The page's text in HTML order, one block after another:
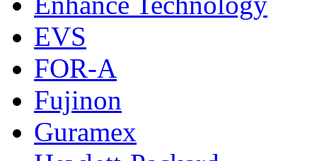
EVS
FOR-A
Fujinon
Guramex